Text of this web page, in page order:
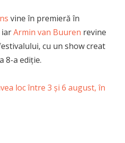
vine în premieră în
iarArmin van Buuren revine
cu un show creat
8-a ediție.
loc între 3 și 6 august, în